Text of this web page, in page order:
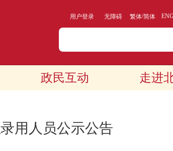
用户登录 无障碍 繁体/简体
政民互动 走进
用人员公示公告